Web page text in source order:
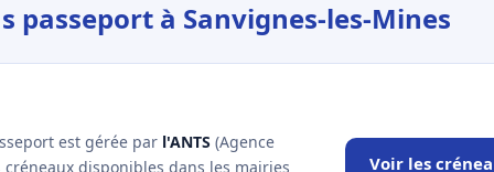
passeport à Sanvignes-les-Mines
est gérée par l'ANTS (Agence
disponibles dans les mairies
Voir les